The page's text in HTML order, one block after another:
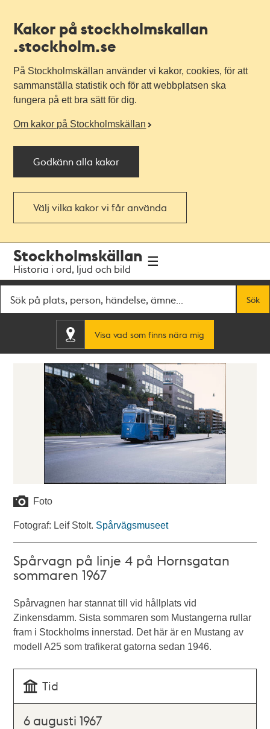
Kakor på stockholmskallan
.stockholm.se
På Stockholmskällan använder vi kakor, cookies, för att
sammanställa statistik och för att webbplatsen ska
fungera på ett bra sätt för dig.
Om kakor på Stockholmskällan
Godkänn alla kakor
Välj vilka kakor vi får använda
navigationen
huvudinnehållet
Stockholmskällan
Historia i ord, ljud och bild
Sök
Visa vad som finns nära mig
Foto
Fotograf: Leif Stolt. Spårvägsmuseet
Spårvagn på linje 4 på Hornsgatan
sommaren 1967
Spårvagnen har stannat till vid hållplats vid
Zinkensdamm. Sista sommaren som Mustangerna rullar
fram i Stockholms innerstad. Det här är en Mustang av
modell A25 som trafikerat gatorna sedan 1946.
Tid
6 augusti 1967